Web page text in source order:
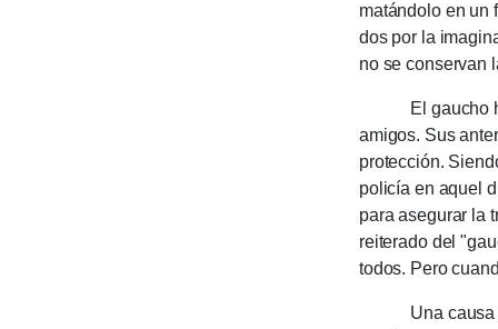
matán­dolo en un
dos por la
no se conservan
El gaucho
amigos. Sus
protección.
policía en aquel
para asegu­rar la
reitera­do del
todos. Pero
Una causa